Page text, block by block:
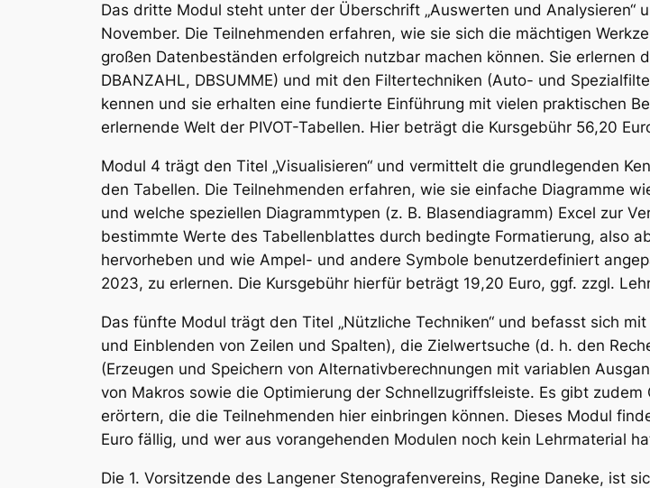
Das dritte Modul steht unter der Überschrift „Auswerten und
November. Die Teilnehmenden erfahren, wie sie sich die mächtigen
großen Datenbeständen erfolgreich nutzbar machen können. Sie erlernen
DBANZAHL, DBSUMME) und mit den Filtertechniken (Auto- und
kennen und sie erhalten eine fundierte Einführung mit vielen praktischen
erlernende Welt der PIVOT-Tabellen. Hier beträgt die Kursgebühr 56,20
Modul 4 trägt den Titel „Visualisieren“ und vermittelt die grundlegenden
den Tabellen. Die Teilnehmenden erfahren, wie sie einfache Diagramme
und welche speziellen Diagrammtypen (z. B. Blasendiagramm) Excel zur
bestimmte Werte des Tabellenblattes durch bedingte Formatierung, also
hervorheben und wie Ampel- und andere Symbole benutzerdefiniert
2023, zu erlernen. Die Kursgebühr hierfür beträgt 19,20 Euro, ggf. zzgl.
Das fünfte Modul trägt den Titel „Nützliche Techniken“ und befasst sich
und Einblenden von Zeilen und Spalten), die Zielwertsuche (d. h. den
(Erzeugen und Speichern von Alternativberechnungen mit variablen
von Makros sowie die Optimierung der Schnellzugriffsleiste. Es gibt
erörtern, die die Teilnehmenden hier einbringen können. Dieses Modul
Euro fällig, und wer aus vorangehenden Modulen noch kein Lehrmaterial
Die 1. Vorsitzende des Langener Stenografenvereins, Regine Daneke, ist